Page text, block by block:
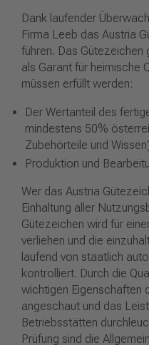
Dank laufender
Firma Leeb das Austria
führen. Das Gütezeichen
als Garant für heimische
müssen erfüllt werden:
Der Wertanteil des
mindestens 50%
Zubehörteile und
Produktion und
Wer das Austria
Einhaltung aller
Gütezeichen wird für
verliehen und die
laufend von staatlich
kontrolliert. Durch die
wichtigen Eigenschaften
angeschaut und das
Betriebsstätten
Prüfung sind die